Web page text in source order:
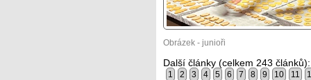
Obrázek - junioři
Další články (celkem 243 článků):
1 2 3 4 5 6 7 8 9 10 11